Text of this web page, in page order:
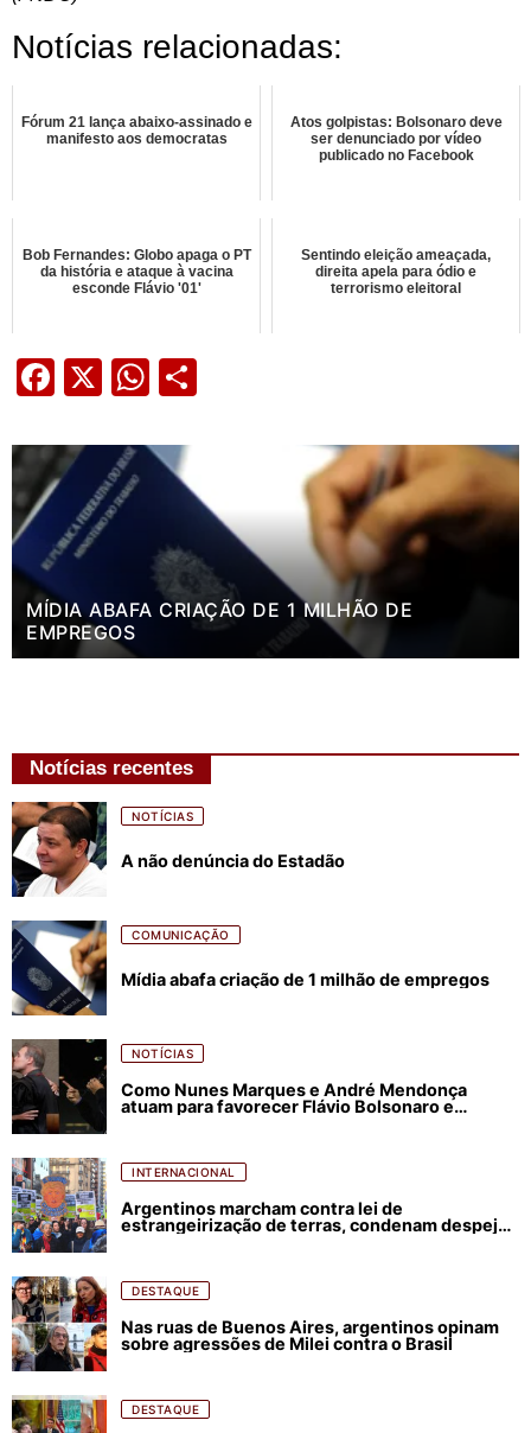
Notícias relacionadas:
Fórum 21 lança abaixo-assinado e
manifesto aos democratas
Atos golpistas: Bolsonaro deve
ser denunciado por vídeo
publicado no Facebook
Bob Fernandes: Globo apaga o PT
da história e ataque à vacina
esconde Flávio '01'
Sentindo eleição ameaçada,
direita apela para ódio e
terrorismo eleitoral
Facebook
X WhatsApp
MÍDIA ABAFA CRIAÇÃO DE 1 MILHÃO DE
EMPREGOS
Notícias recentes
NOTÍCIAS
A não denúncia do Estadão
COMUNICAÇÃO
Mídia abafa criação de 1 milhão de empregos
NOTÍCIAS
Como Nunes Marques e André Mendonça
atuam para favorecer Flávio Bolsonaro e
INTERNACIONAL
Argentinos marcham contra lei de
estrangeirização de terras, condenam despejos
DESTAQUE
Nas ruas de Buenos Aires, argentinos opinam
sobre agressões de Milei contra o Brasil
DESTAQUE